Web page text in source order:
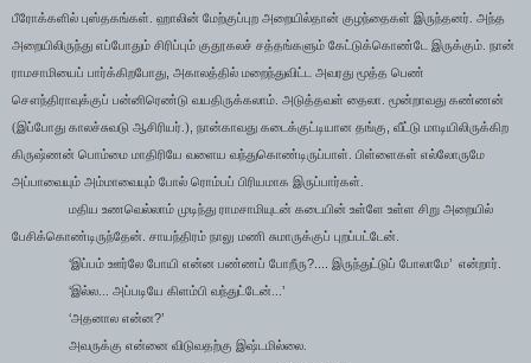
பீரோக்களில் புஸ்தகங்கள். ஹாலின் மேற்குப்புற அறையில்தான் குழந்தைகள் இருந்தனர். அந்த
அறையிலிருந்து எப்போதும் சிரிப்பும் குதூகலச் சத்தங்களும் கேட்டுக்கொண்டே இருக்கும். நான்
ராமசாமியைப் பார்க்கிறபோது அகாலத்தில் மறைந்துவிட்ட அவரது மூத்த பெண்
சௌந்திராவுக்குப் பன்னிரெண்டு வயதிருக்கலாம். அடுத்தவள் தைலா. மூன்றாவது கண்ணன்
(இப்போது காலச்சுவடு ஆசிரியர்.) நான்காவது கடைக்குட்டியான தங்கு வீட்டு மாடியிலிருக்கிற
கிருஷ்ணன் பொம்மை மாதிரியே வளைய வந்துகொண்டிருப்பாள். பிள்ளைகள் எல்லோருமே
அப்பாவையும் அம்மாவையும் போல் ரொம்பப் பிரியமாக இருப்பார்கள்.
மதிய உணவெல்லாம் முடிந்து ராமசாமியுடன் கடையின் உள்ளே உள்ள சிறு அறையில்
பேசிக்கொண்டிருந்தேன். சாயந்திரம் நாலு மணி சுமாருக்குப் புறப்பட்டேன்.
‘இப்பம் ஊர்லே போயி என்ன பண்ணப் போறீரு?.... இருந்துட்டுப் போலாமே’ என்றார்.
‘இல்ல... அப்படியே கிளம்பி வந்துட்டேன்... ’
‘அதனால என்ன?’
அவருக்கு என்னை விடுவதற்கு இஷ்டமில்லை.